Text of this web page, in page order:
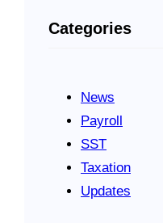
r
Categories
News
Payroll
SST
Taxation
Updates